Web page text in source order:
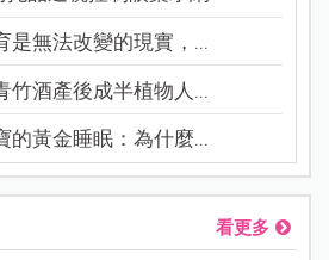
是無法改變的現實，...
竹酒產後成半植物人...
的黃金睡眠：為什麼...
看更多